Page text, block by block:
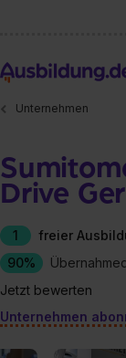
Unternehmen
Drive
1
freier
90%
Jetzt bewerten
Unternehmen